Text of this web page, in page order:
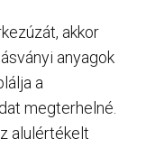
akkor
anyagok
a
megterhelné.
alulértékelt